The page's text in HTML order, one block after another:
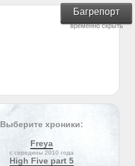
Багрепорт
временно скрыть
Выберите хроники:
Freya
с середины 2010 года
High Five part 5